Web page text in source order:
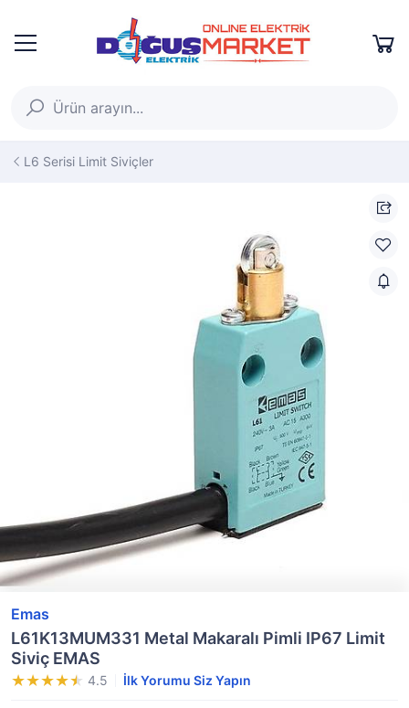
L6 Serisi Limit Siviçler
Emas
L61K13MUM331 Metal Makaralı Pimli IP67 Limit
Siviç EMAS
4.5 İlk Yorumu Siz Yapın